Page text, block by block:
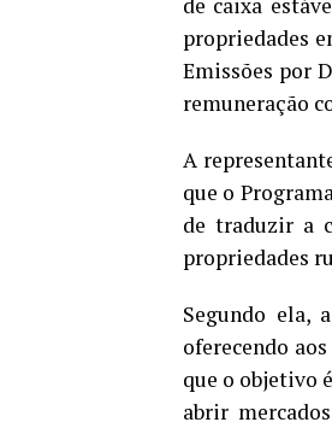
propriedades
Emissões por
remuneração
A
que o
de traduzir a
propriedades
Segundo ela,
oferecendo
que o objetivo
abrir